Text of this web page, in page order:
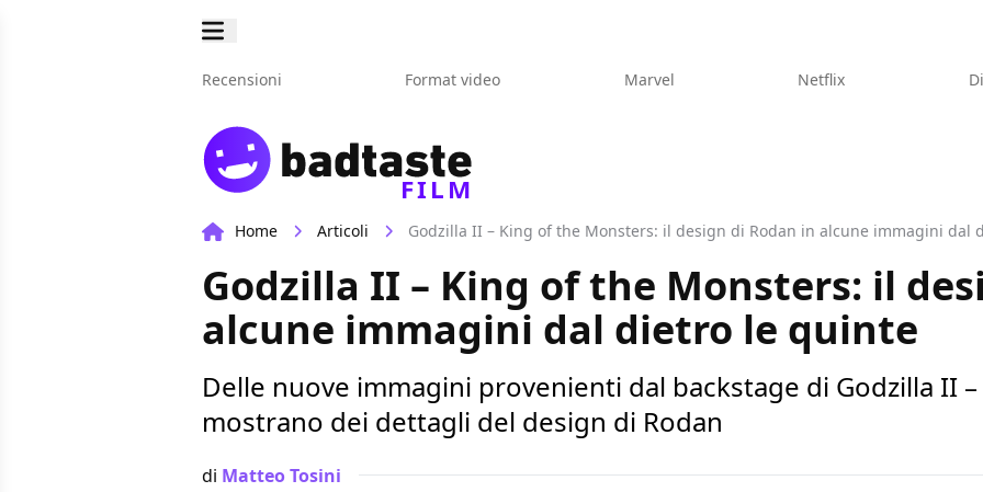
Recensioni Format video Marvel Netflix
FILM
Home Articoli Godzilla II – King of the Monsters: il design di Rodan in alcune immagini dal
Godzilla II – King of the Monsters: il
alcune immagini dal dietro le quinte
Delle nuove immagini provenienti dal backstage di Godzilla II
mostrano dei dettagli del design di Rodan
di Matteo Tosini